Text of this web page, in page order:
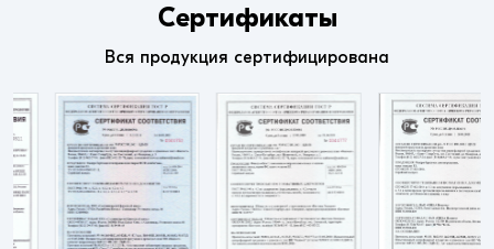
Сертификаты
Вся продукция сертифицирована